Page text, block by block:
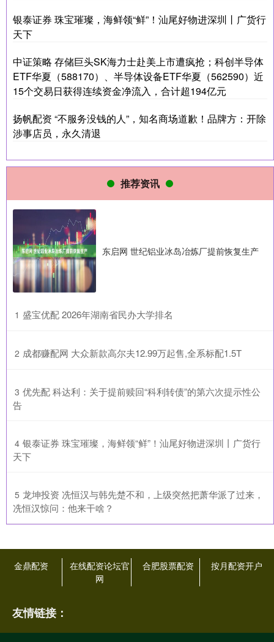
银泰证券 珠宝璀璨，海鲜领“鲜”！汕尾好物进深圳丨广货行
天下
中证策略 存储巨头SK海力士赴美上市遭疯抢；科创半导体
ETF华夏（588170）、半导体设备ETF华夏（562590）近
15个交易日获得连续资金净流入，合计超194亿元
扬帆配资 “不服务没钱的人”，知名商场道歉！品牌方：开除
涉事店员，永久清退
推荐资讯
东启网 世纪铝业冰岛冶炼厂提前恢复生产
1 ​盛宝优配 2026年湖南省民办大学排名
2 ​成都赚配网 大众新款高尔夫12.99万起售,全系标配1.5T
3 ​优先配 科达利：关于提前赎回“科利转债”的第六次提示性公
告
4 ​银泰证券 珠宝璀璨，海鲜领“鲜”！汕尾好物进深圳丨广货行
天下
5 ​龙坤投资 冼恒汉与韩先楚不和，上级突然把萧华派了过来，
冼恒汉惊问：他来干啥？
金鼎配资
在线配资论坛官
网
合肥股票配资 按月配资开户
友情链接：